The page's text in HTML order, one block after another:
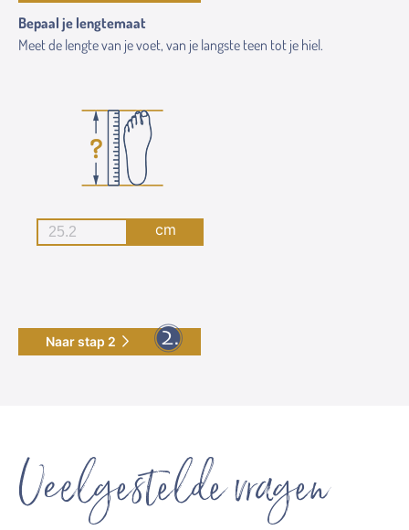
Bepaal je lengtemaat
Meet de lengte van je voet, van je langste teen tot je hiel.
cm
Naar stap 2
Veelgestelde vragen